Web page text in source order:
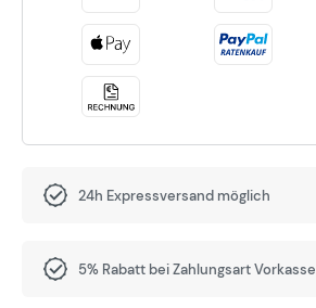
24h Expressversand möglich
5% Rabatt bei Zahlungsart Vorkasse